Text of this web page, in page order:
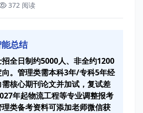
372 阅读
总结
全日制约5000人、非全约1200
向。管理类需本科3年/专科5年经
核心期刊论文并加试，复试差
年起物流工程等专业调整报考
类备考资料可添加老师微信获